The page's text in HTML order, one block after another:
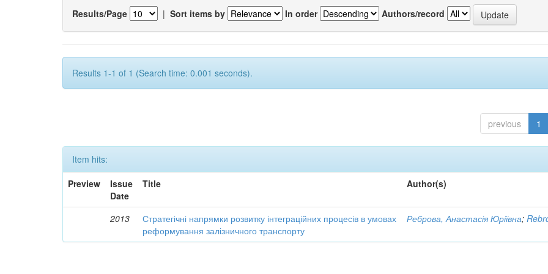
Results/Page | Sort items by In order Authors/record
Results 1-1 of 1 (Search time: 0.001 seconds).
previous 1
Item hits:
Preview
Issue
Date
Title Author(s)
2013
Стратегічні напрямки розвитку інтеграційних процесів в умовах
реформування залізничного транспорту
Реброва, Анастасія Юріївна;